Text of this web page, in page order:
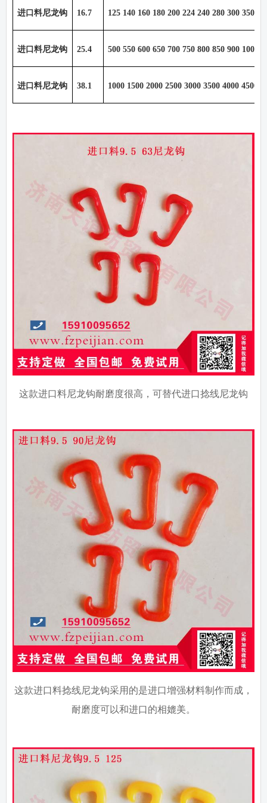
进口料尼龙钩 16.7 125 140 160 180 200 224 240 280 300 350
进口料尼龙钩 25.4 500 550 600 650 700 750 800 850 900 1000
进口料尼龙钩 38.1 1000 1500 2000 2500 3000 3500 4000 4500
这款进口料尼龙钩耐磨度很高，可替代进口捻线尼龙钩
这款进口料捻线尼龙钩采用的是进口增强材料制作而成，
耐磨度可以和进口的相媲美。